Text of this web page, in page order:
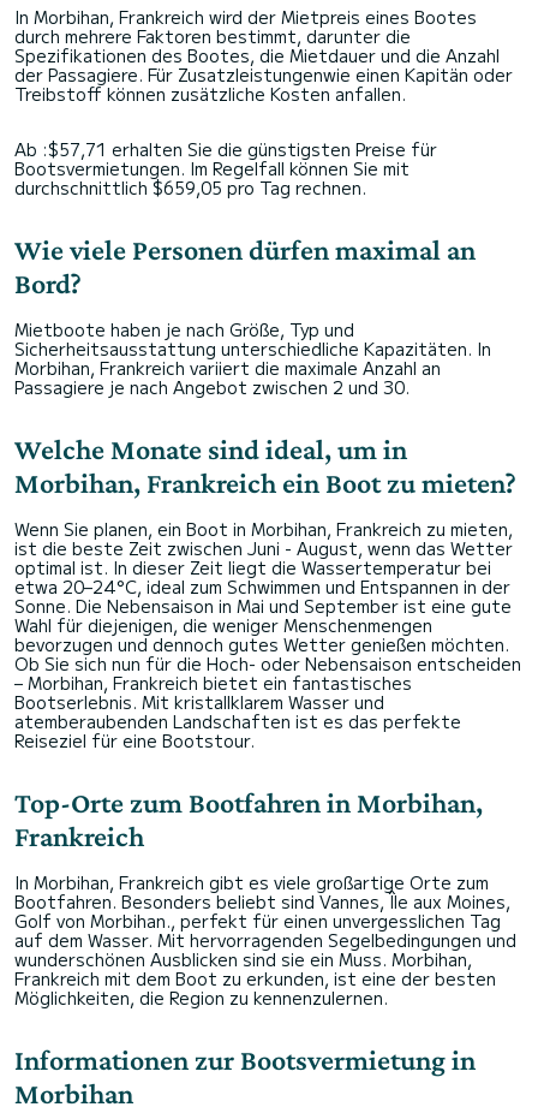
In Morbihan, Frankreich wird der Mietpreis eines Bootes
durch mehrere Faktoren bestimmt, darunter die
Spezifikationen des Bootes, die Mietdauer und die Anzahl
der Passagiere. Für Zusatzleistungenwie einen Kapitän oder
Treibstoff können zusätzliche Kosten anfallen.
Ab :$57,71 erhalten Sie die günstigsten Preise für
Bootsvermietungen. Im Regelfall können Sie mit
durchschnittlich $659,05 pro Tag rechnen.
Wie viele Personen dürfen maximal an
Bord?
Mietboote haben je nach Größe, Typ und
Sicherheitsausstattung unterschiedliche Kapazitäten. In
Morbihan, Frankreich variiert die maximale Anzahl an
Passagiere je nach Angebot zwischen 2 und 30.
Welche Monate sind ideal, um in
Morbihan, Frankreich ein Boot zu mieten?
Wenn Sie planen, ein Boot in Morbihan, Frankreich zu mieten,
ist die beste Zeit zwischen Juni - August, wenn das Wetter
optimal ist. In dieser Zeit liegt die Wassertemperatur bei
etwa 20–24°C, ideal zum Schwimmen und Entspannen in der
Sonne. Die Nebensaison in Mai und September ist eine gute
Wahl für diejenigen, die weniger Menschenmengen
bevorzugen und dennoch gutes Wetter genießen möchten.
Ob Sie sich nun für die Hoch- oder Nebensaison entscheiden
– Morbihan, Frankreich bietet ein fantastisches
Bootserlebnis. Mit kristallklarem Wasser und
atemberaubenden Landschaften ist es das perfekte
Reiseziel für eine Bootstour.
Top-Orte zum Bootfahren in Morbihan,
Frankreich
In Morbihan, Frankreich gibt es viele großartige Orte zum
Bootfahren. Besonders beliebt sind Vannes, Île aux Moines,
Golf von Morbihan., perfekt für einen unvergesslichen Tag
auf dem Wasser. Mit hervorragenden Segelbedingungen und
wunderschönen Ausblicken sind sie ein Muss. Morbihan,
Frankreich mit dem Boot zu erkunden, ist eine der besten
Möglichkeiten, die Region zu kennenzulernen.
Informationen zur Bootsvermietung in
Morbihan